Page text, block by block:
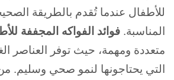
للأطفال عندما تُقدم بالطريقة
المناسبة. فوائد الفواكه المجففة
متعددة ومهمة، حيث توفر العناصر
التي يحتاجونها لنمو صحي وسليم.